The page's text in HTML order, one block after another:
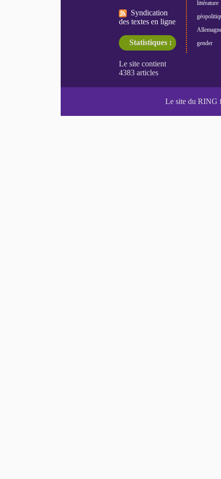
Syndication
des textes en ligne
Statistiques :
littérature
gender
Le site du RING